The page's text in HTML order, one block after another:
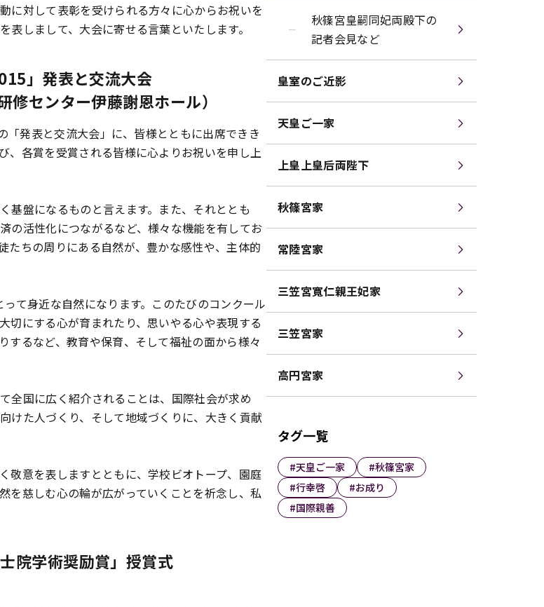
秋篠宮皇嗣同妃両殿下の
記者会見など
皇室のご近影
天皇ご一家
上皇上皇后両陛下
秋篠宮家
常陸宮家
三笠宮寬仁親王妃家
三笠宮家
高円宮家
タグ一覧
#天皇ご一家
#秋篠宮家
#行幸啓
#お成り
#国際親善
に対して表彰を受けられる方々に心からお祝いを
しまして、大会に寄せる言葉といたします。
」発表と交流大会
センター伊藤謝恩ホール）
発表と交流大会」に、皆様とともに出席できき
、各賞を受賞される皆様に心よりお祝いを申し上
盤になるものと言えます。また、それととも
の活性化につながるなど、様々な機能を有してお
たちの周りにある自然が、豊かな感性や、主体的
て身近な自然になります。このたびのコンクール
切にする心が育まれたり、思いやる心や表現する
するなど、教育や保育、そして福祉の面から様々
全国に広く紹介されることは、国際社会が求め
けた人づくり、そして地域づくりに、大きく貢献
意を表しますとともに、学校ビオトープ、園庭
を慈しむ心の輪が広がっていくことを祈念し、私
院学術奨励賞」授賞式